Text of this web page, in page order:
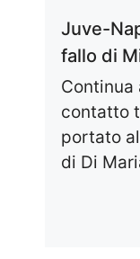
Juve-
fallo di
Continua
contatto
portato
di Di